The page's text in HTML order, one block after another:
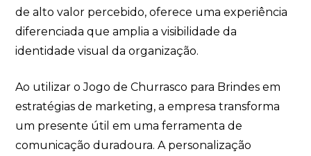
de alto valor percebido, oferece uma experiência
diferenciada que amplia a visibilidade da
identidade visual da organização.
Ao utilizar o Jogo de Churrasco para Brindes em
estratégias de marketing, a empresa transforma
um presente útil em uma ferramenta de
comunicação duradoura. A personalização